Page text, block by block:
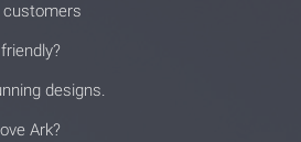
designs.
Ark?